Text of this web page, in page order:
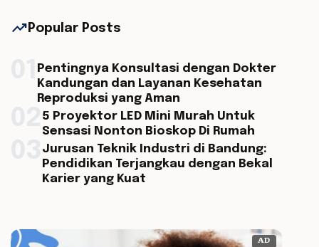
trending_up Popular Posts
Pentingnya Konsultasi dengan Dokter
Kandungan dan Layanan Kesehatan
Reproduksi yang Aman
5 Proyektor LED Mini Murah Untuk
Sensasi Nonton Bioskop Di Rumah
Jurusan Teknik Industri di Bandung:
Pendidikan Terjangkau dengan Bekal
Karier yang Kuat
AD